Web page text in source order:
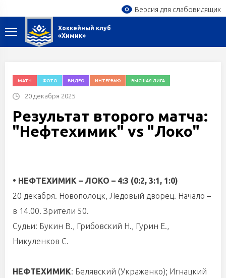
Версия для слабовидящих
Хоккейный клуб
«Химик»
МАТЧ ФОТО ВИДЕО ИНТЕРВЬЮ ВЫСШАЯ ЛИГА
20 декабря 2025
Результат второго матча:
"Нефтехимик" vs "Локо"
• НЕФТЕХИМИК – ЛОКО – 4:3 (0:2, 3:1, 1:0)
20 декабря. Новополоцк, Ледовый дворец. Начало –
в 14.00. Зрители 50.
Судьи: Букин В., Грибовский Н., Гурин Е.,
Никуленков С.
НЕФТЕХИМИК: Белявский (Украженко); Игнацкий